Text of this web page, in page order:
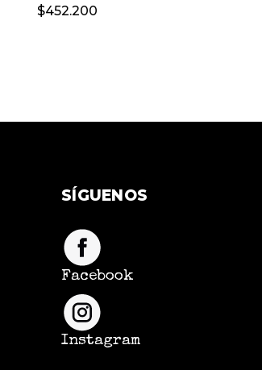
$452.200
SÍGUENOS
Facebook
Instagram